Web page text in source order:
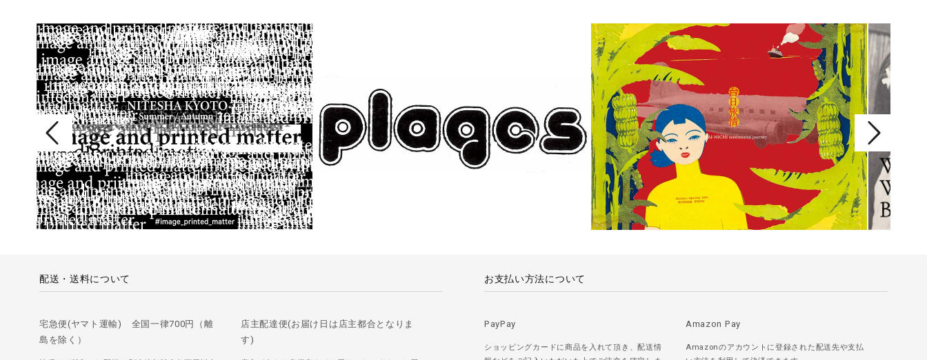
配送・送料について
宅急便(ヤマト運輸) 全国一律700円（離
島を除く）
店主配達便(お届け日は店主都合となりま
す)
お支払い方法について
PayPay
ショッピングカードに商品を入れて頂き、配送情
Amazon Pay
Amazonのアカウントに登録された配送先や支払